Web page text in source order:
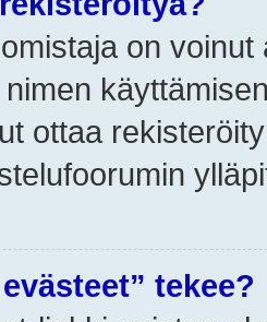
on
ottaa
tekee?